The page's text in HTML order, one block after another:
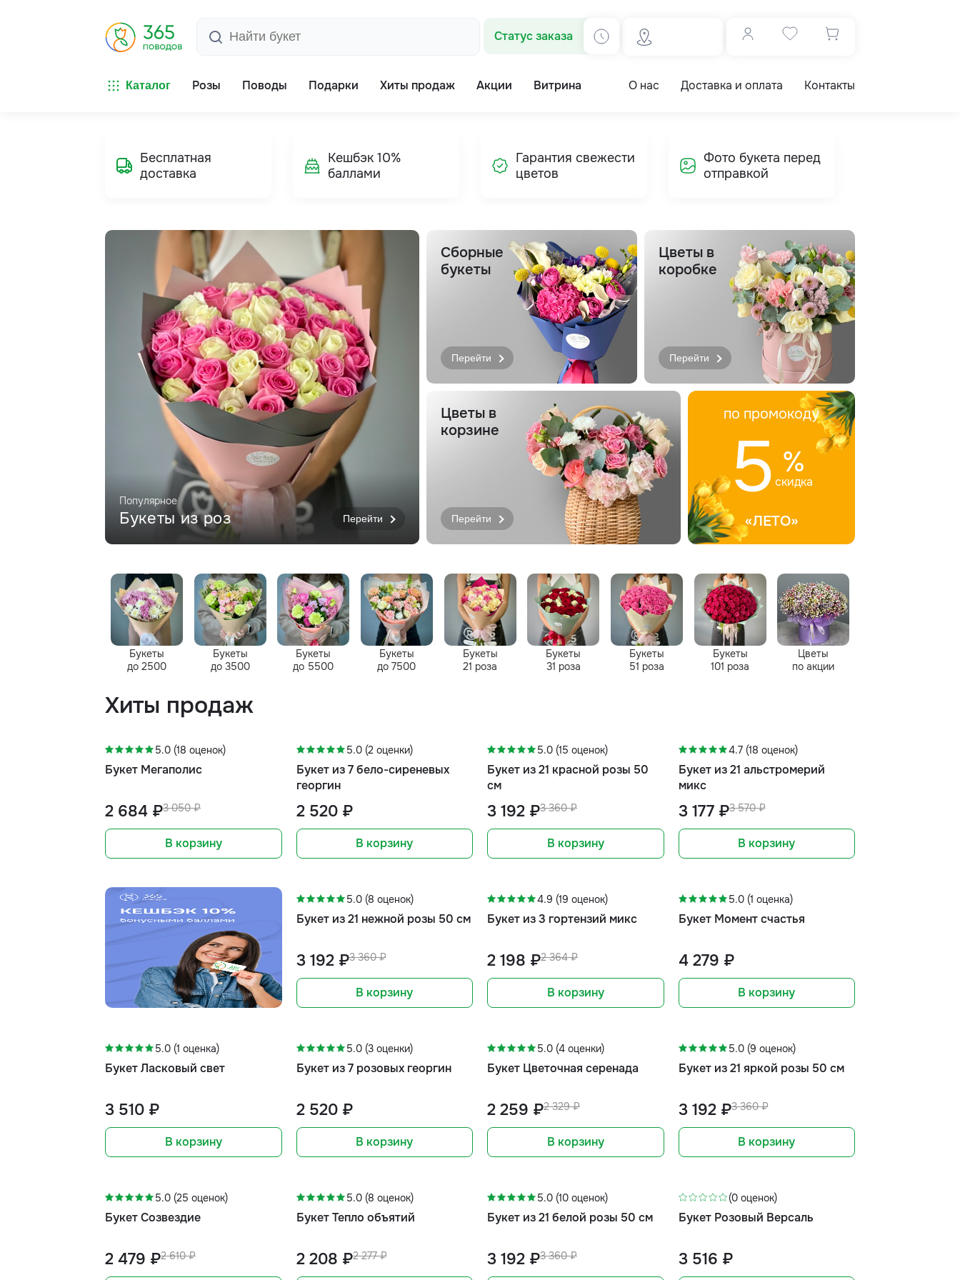
Статус заказа
Каталог Розы Поводы Подарки Хиты продаж Акции Витрина О нас Доставка и оплата Контакты
Бесплатная
доставка
Кешбэк 10%
баллами
Гарантия свежести
цветов
Фото букета перед
отправкой
Популярное
Букеты из роз Перейти
Сборные
букеты
Перейти
Цветы в
коробке
Перейти
Цветы в
корзине
Перейти
по промокоду
5 %
скидка
«ЛЕТО»
Букеты
до 2500
Букеты
до 3500
Букеты
до 5500
Букеты
до 7500
Букеты
21 роза
Букеты
31 роза
Букеты
51 роза
Букеты
101 роза
Цветы
по акции
Хиты продаж
5.0 (18 оценок)
Букет Мегаполис
3 050 ₽
2 684 ₽
В корзину
5.0 (2 оценки)
Букет из 7 бело-сиреневых
георгин
2 520 ₽
В корзину
5.0 (15 оценок)
Букет из 21 красной розы 50
см
3 360 ₽
3 192 ₽
В корзину
4.7 (18 оценок)
Букет из 21 альстромерий
микс
3 570 ₽
3 177 ₽
В корзину
5.0 (8 оценок)
Букет из 21 нежной розы 50 см
3 360 ₽
3 192 ₽
В корзину
4.9 (19 оценок)
Букет из 3 гортензий микс
2 364 ₽
2 198 ₽
В корзину
5.0 (1 оценка)
Букет Момент счастья
4 279 ₽
В корзину
5.0 (1 оценка)
Букет Ласковый свет
3 510 ₽
В корзину
5.0 (3 оценки)
Букет из 7 розовых георгин
2 520 ₽
В корзину
5.0 (4 оценки)
Букет Цветочная серенада
2 329 ₽
2 259 ₽
В корзину
5.0 (9 оценок)
Букет из 21 яркой розы 50 см
3 360 ₽
3 192 ₽
В корзину
5.0 (25 оценок)
Букет Созвездие
2 610 ₽
2 479 ₽
5.0 (8 оценок)
Букет Тепло объятий
2 277 ₽
2 208 ₽
5.0 (10 оценок)
Букет из 21 белой розы 50 см
3 360 ₽
3 192 ₽
(0 оценок)
Букет Розовый Версаль
3 516 ₽